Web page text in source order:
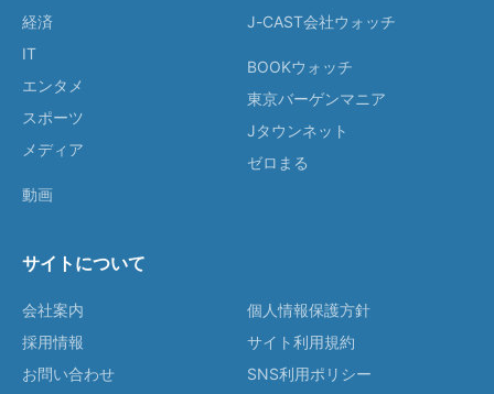
経済
IT
エンタメ
スポーツ
メディア
動画
J-CAST会社ウォッチ
BOOKウォッチ
東京バーゲンマニア
Jタウンネット
ゼロまる
サイトについて
会社案内
採用情報
お問い合わせ
個人情報保護方針
サイト利用規約
SNS利用ポリシー